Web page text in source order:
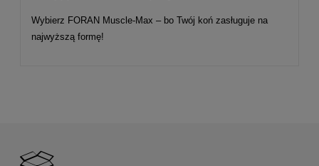
Wybierz FORAN Muscle-Max – bo Twój koń zasługuje na
najwyższą formę!